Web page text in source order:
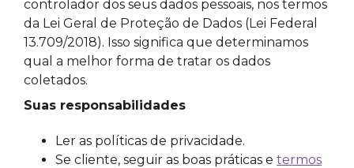
controlador dos seus dados pessoais, nos termos
da Lei Geral de Proteção de Dados (Lei Federal
13.709/2018). Isso significa que determinamos
qual a melhor forma de tratar os dados
coletados.
Suas responsabilidades
Ler as políticas de privacidade.
Se cliente, seguir as boas práticas e termos